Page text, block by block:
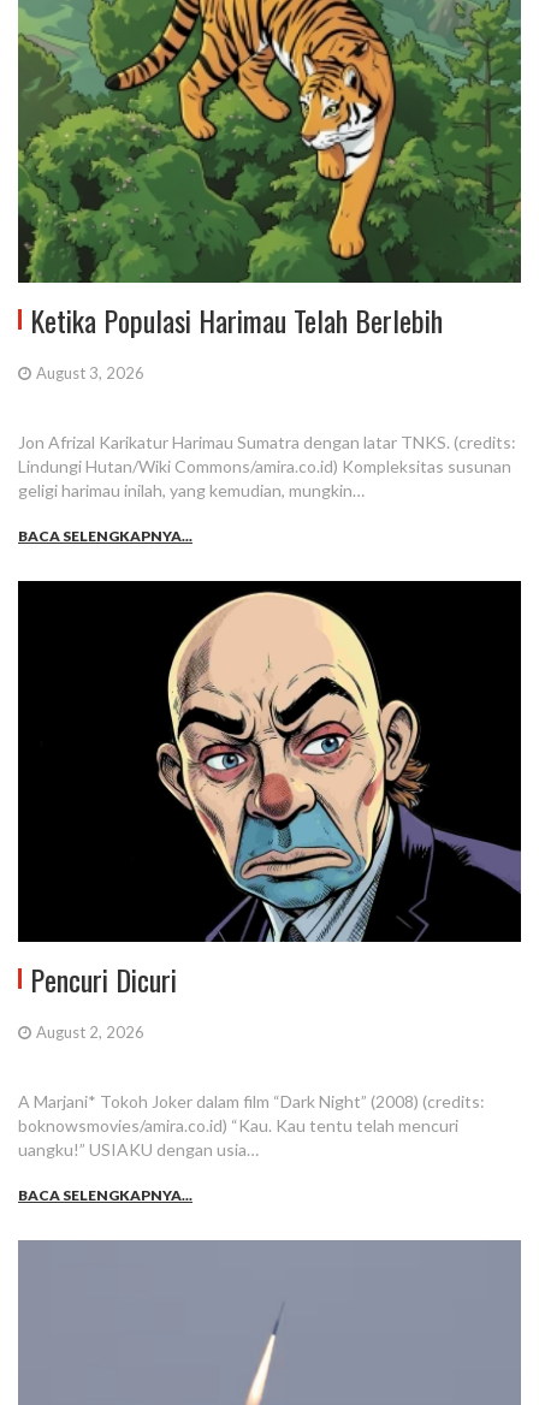
Ketika Populasi Harimau Telah Berlebih
August 3, 2026
Jon Afrizal Karikatur Harimau Sumatra dengan latar TNKS. (credits:
Lindungi Hutan/Wiki Commons/amira.co.id) Kompleksitas susunan
geligi harimau inilah, yang kemudian, mungkin…
BACA SELENGKAPNYA...
Pencuri Dicuri
August 2, 2026
A Marjani* Tokoh Joker dalam film “Dark Night” (2008) (credits:
boknowsmovies/amira.co.id) “Kau. Kau tentu telah mencuri
uangku!” USIAKU dengan usia…
BACA SELENGKAPNYA...